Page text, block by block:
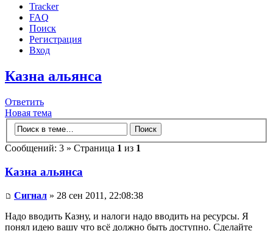
Tracker
FAQ
Поиск
Регистрация
Вход
Казна альянса
Ответить
Новая тема
Сообщений: 3 » Страница 1 из 1
Казна альянса
Сигнал » 28 сен 2011, 22:08:38
Надо вводить Казну, и налоги надо вводить на ресурсы. Я
понял идею вашу что всё должно быть доступно. Сделайте